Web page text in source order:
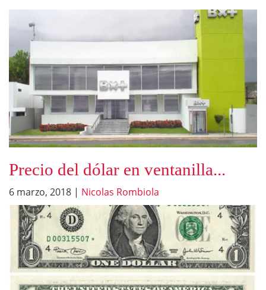
Precio del dólar en ventanilla...
6 marzo, 2018 | Nicolas Rombiola